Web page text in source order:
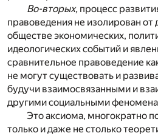
Во-вторых, процесс
правоведения не изолирован от
обществе экономических,
идеологических событий и
сравнительное правоведение
не могут существовать и
будучи взаимосвязанными и
другими социальными
Это аксиома, многократно
только и даже не столько